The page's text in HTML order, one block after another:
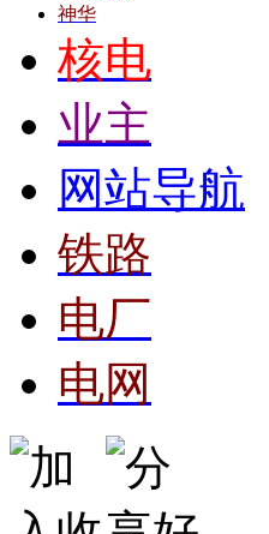
神华
核电
业主
网站导航
铁路
电厂
电网